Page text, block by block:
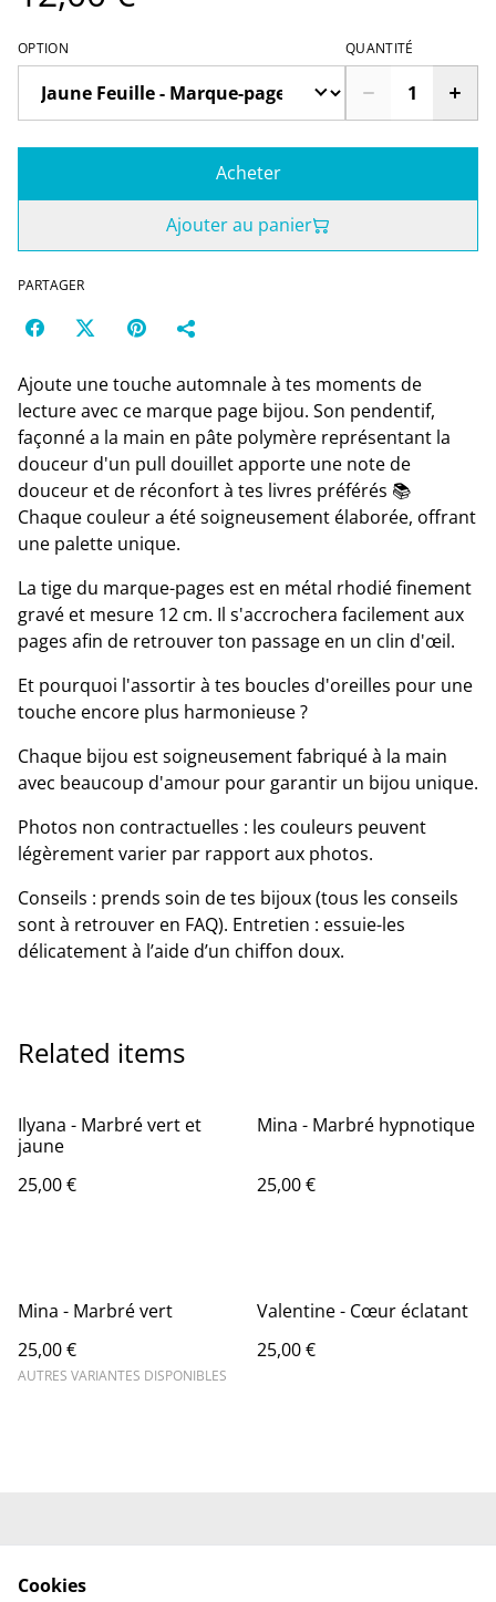
OPTION QUANTITÉ
Acheter
Ajouter au panier
PARTAGER
Ajoute une touche automnale à tes moments de
lecture avec ce marque page bijou. Son pendentif,
façonné a la main en pâte polymère représentant la
douceur d'un pull douillet apporte une note de
douceur et de réconfort à tes livres préférés 📚
Chaque couleur a été soigneusement élaborée, offrant
une palette unique.
La tige du marque-pages est en métal rhodié finement
gravé et mesure 12 cm. Il s'accrochera facilement aux
pages afin de retrouver ton passage en un clin d'œil.
Et pourquoi l'assortir à tes boucles d'oreilles pour une
touche encore plus harmonieuse ?
Chaque bijou est soigneusement fabriqué à la main
avec beaucoup d'amour pour garantir un bijou unique.
Photos non contractuelles : les couleurs peuvent
légèrement varier par rapport aux photos.
Conseils : prends soin de tes bijoux (tous les conseils
sont à retrouver en FAQ). Entretien : essuie-les
délicatement à l’aide d’un chiffon doux.
Related items
Ilyana - Marbré vert et
jaune
25,00 €
Mina - Marbré hypnotique
25,00 €
Mina - Marbré vert
25,00 €
AUTRES VARIANTES DISPONIBLES
Valentine - Cœur éclatant
25,00 €
Cookies